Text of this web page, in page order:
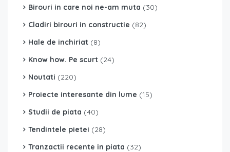
Birouri in care noi ne-am muta (30)
Cladiri birouri in constructie (82)
Hale de inchiriat (8)
Know how. Pe scurt (24)
Noutati (220)
Proiecte interesante din lume (15)
Studii de piata (40)
Tendintele pietei (28)
Tranzactii recente in piata (32)